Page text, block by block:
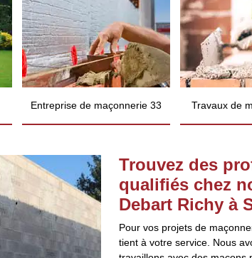
Entreprise de maçonnerie 33 Travaux de
Trouvez des
qualifiés chez
Debart Richy à
Pour vos projets de
tient à votre service. Nous